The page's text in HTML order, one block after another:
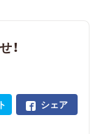
！
シェア